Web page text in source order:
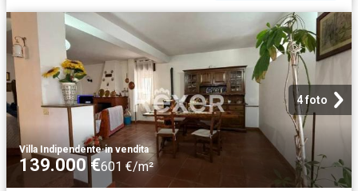
4 foto
Villa Indipendente·in vendita
139.000 €601 €/m²